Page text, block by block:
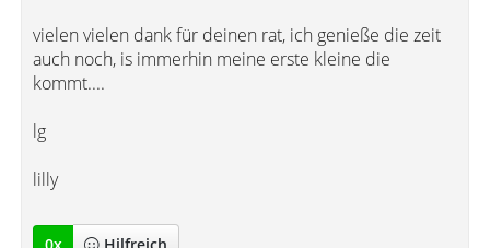
vielen vielen dank für deinen rat, ich genieße die zeit
auch noch, is immerhin meine erste kleine die
kommt....
lg
lilly